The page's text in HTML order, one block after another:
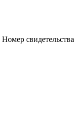
Номер свидетельства